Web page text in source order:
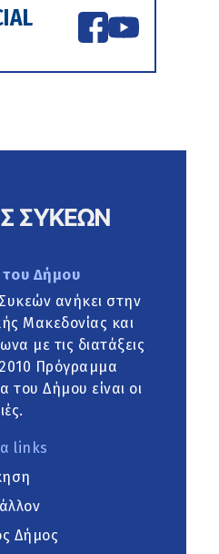
Δήμου
ανήκει στην
Μακεδονίας και
με τις διατάξεις
Πρόγραμμα
του Δήμου είναι οι
links
Δήμος